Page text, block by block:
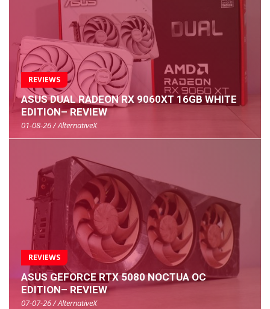
REVIEWS
ASUS DUAL RADEON RX 9060XT 16GB WHITE
EDITION– REVIEW
01-08-26 / AlternativeX
REVIEWS
ASUS GEFORCE RTX 5080 NOCTUA OC
EDITION– REVIEW
07-07-26 / AlternativeX